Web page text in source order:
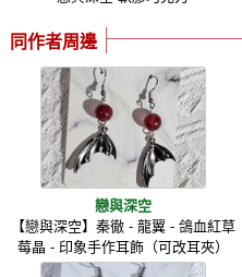
同作者周邊
戀與深空
【戀與深空】秦徹 - 龍翼 - 鴿血紅草
莓晶 - 印象手作耳飾（可改耳夾）